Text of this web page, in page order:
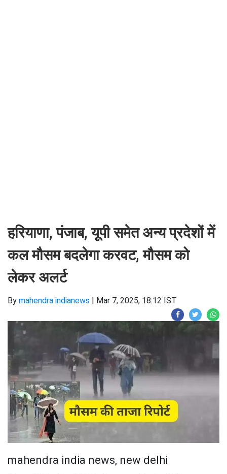
हरियाणा, पंजाब, यूपी समेत अन्य प्रदेशों में
कल मौसम बदलेगा करवट, मौसम को
लेकर अलर्ट
By mahendra indianews | Mar 7, 2025, 18:12 IST
mahendra india news, new delhi